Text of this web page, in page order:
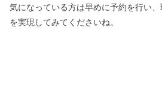
気になっている方は早めに予約を行い
を実現してみてくださいね。